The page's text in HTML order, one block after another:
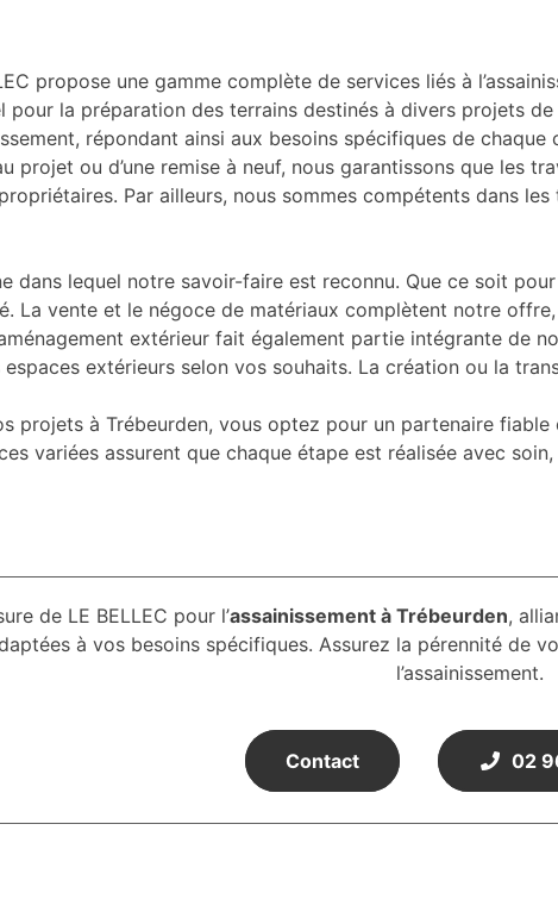
propose une gamme complète de services liés à
pour la préparation des terrains destinés à divers projets
répondant ainsi aux besoins spécifiques de
projet ou d’une remise à neuf, nous garantissons que
Par ailleurs, nous sommes compétents dans
dans lequel notre savoir-faire est reconnu. Que ce soit
La vente et le négoce de matériaux complètent notre
extérieur fait également partie intégrante de
extérieurs selon vos souhaits. La création ou la
projets à Trébeurden, vous optez pour un partenaire
variées assurent que chaque étape est réalisée avec
de LE BELLEC pour l’assainissement à Trébeurden,
à vos besoins spécifiques. Assurez la pérennité de
l’assainissement.
Contact 02